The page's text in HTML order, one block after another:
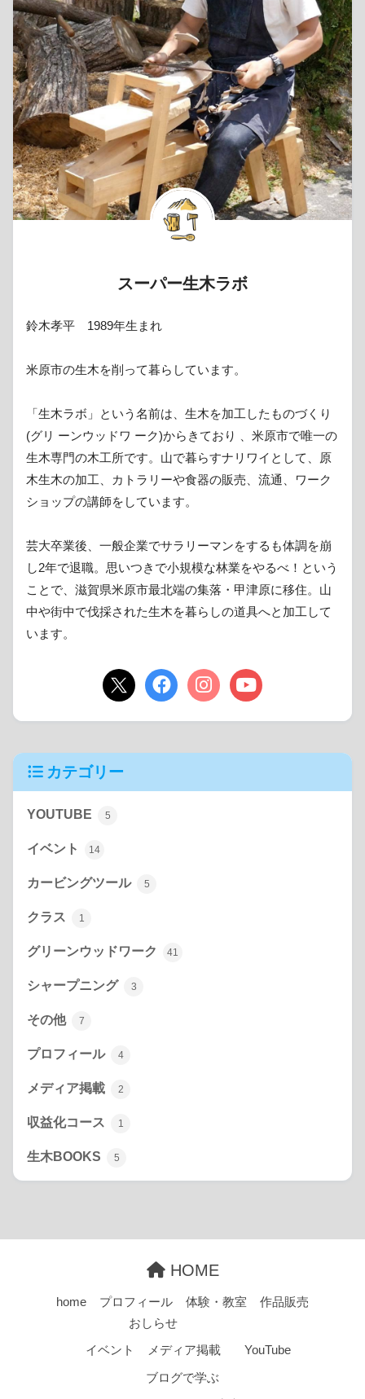
スーパー生木ラボ
鈴木孝平 1989年生まれ
米原市の生木を削って暮らしています。
「生木ラボ」という名前は、生木を加工したものづくり
(グリ ーンウッドワ ーク)からきており 、米原市で唯一の
生木専門の木工所です。山で暮らすナリワイとして、原
木生木の加工、カトラリーや食器の販売、流通、ワーク
ショップの講師をしています。
芸大卒業後、一般企業でサラリーマンをするも体調を崩
し2年で退職。思いつきで小規模な林業をやるべ！という
ことで、滋賀県米原市最北端の集落・甲津原に移住。山
中や街中で伐採された生木を暮らしの道具へと加工して
います。
カテゴリー
YOUTUBE 5
イベント 14
カービングツール 5
クラス 1
グリーンウッドワーク 41
シャープニング 3
その他 7
プロフィール 4
メディア掲載 2
収益化コース 1
生木BOOKS 5
HOME
home プロフィール 体験・教室
作品販売
おしらせ
イベント メディア掲載 YouTube
ブログで学ぶ